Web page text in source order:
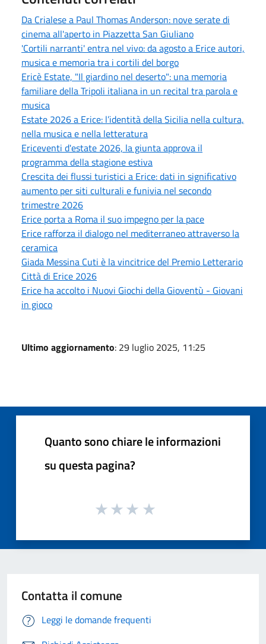
Da Crialese a Paul Thomas Anderson: nove serate di
cinema all'aperto in Piazzetta San Giuliano
'Cortili narranti' entra nel vivo: da agosto a Erice autori,
musica e memoria tra i cortili del borgo
Ericè Estate, "Il giardino nel deserto": una memoria
familiare della Tripoli italiana in un recital tra parola e
musica
Estate 2026 a Erice: l’identità della Sicilia nella cultura,
nella musica e nella letteratura
Ericeventi d'estate 2026, la giunta approva il
programma della stagione estiva
Crescita dei flussi turistici a Erice: dati in significativo
aumento per siti culturali e funivia nel secondo
trimestre 2026
Erice porta a Roma il suo impegno per la pace
Erice rafforza il dialogo nel mediterraneo attraverso la
ceramica
Giada Messina Cuti è la vincitrice del Premio Letterario
Città di Erice 2026
Erice ha accolto i Nuovi Giochi della Gioventù - Giovani
in gioco
Ultimo aggiornamento: 29 luglio 2025, 11:25
Quanto sono chiare le informazioni
su questa pagina?
Contatta il comune
Leggi le domande frequenti